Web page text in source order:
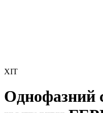
ХІТ
Однофазний